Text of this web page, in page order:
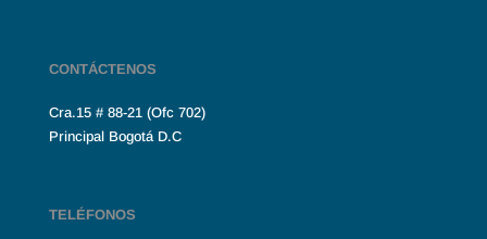
CONTÁCTENOS
Cra.15 # 88-21 (Ofc 702)
Principal Bogotá D.C
TELÉFONOS